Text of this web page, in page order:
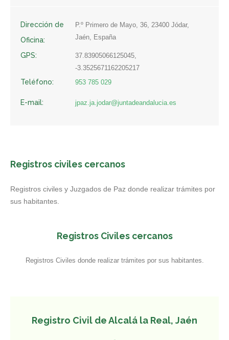
Dirección de
Oficina:
P.º Primero de Mayo, 36, 23400 Jódar,
Jaén, España
GPS:
37.83905066125045,
-3.3525671162205217
Teléfono: 953 785 029
E-mail: jpaz.ja.jodar@juntadeandalucia.es
Registros civiles cercanos
Registros civiles y Juzgados de Paz donde realizar trámites por
sus habitantes.
Registros Civiles cercanos
Registros Civiles donde realizar trámites por sus habitantes.
Registro Civil de Alcalá la Real, Jaén